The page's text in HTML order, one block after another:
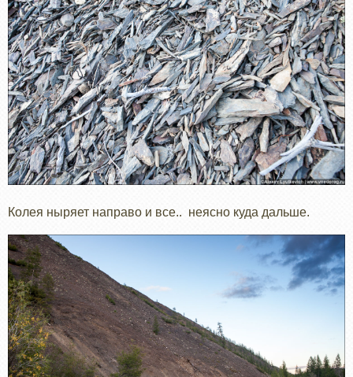
Колея ныряет направо и все.. неясно куда дальше.